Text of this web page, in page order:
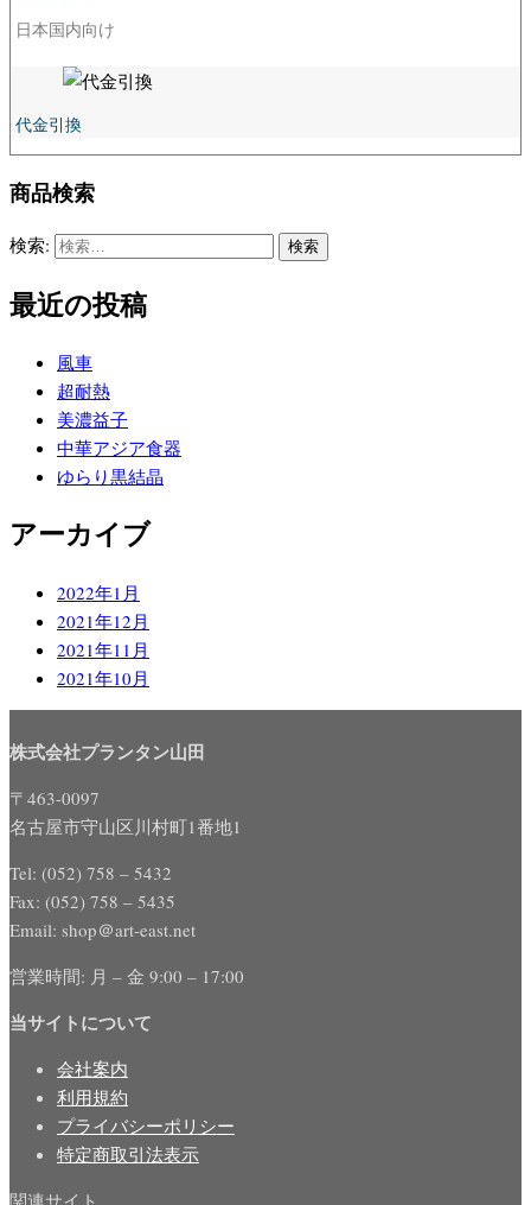
日本国内向け
代金引換
商品検索
検索:
最近の投稿
風車
超耐熱
美濃益子
中華アジア食器
ゆらり黒結晶
アーカイブ
2022年1月
2021年12月
2021年11月
2021年10月
株式会社プランタン山田
〒463-0097
名古屋市守山区川村町1番地1
Tel: (052) 758 – 5432
Fax: (052) 758 – 5435
Email: shop＠art-east.net
営業時間: 月 – 金 9:00 – 17:00
当サイトについて
会社案内
利用規約
プライバシーポリシー
特定商取引法表示
関連サイト